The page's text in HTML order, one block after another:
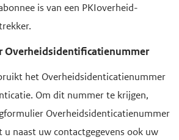
is van een PKIoverheid-
Overheidsidentificatienummer
het Overheidsidenticatienummer
Om dit nummer te krijgen,
Overheidsidenticatienummer
u naast uw contactgegevens ook uw